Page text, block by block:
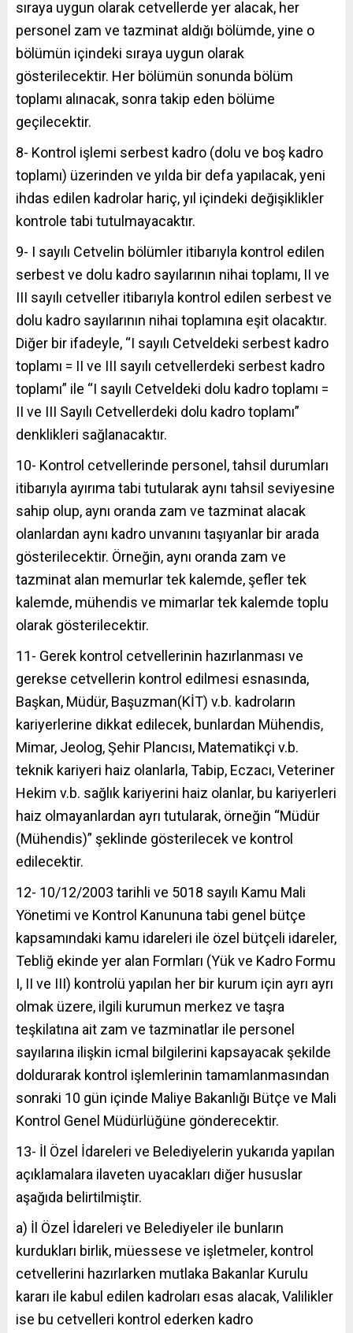
sıraya uygun olarak cetvellerde yer alacak, her
personel zam ve tazminat aldığı bölümde, yine o
bölümün içindeki sıraya uygun olarak
gösterilecektir. Her bölümün sonunda bölüm
toplamı alınacak, sonra takip eden bölüme
geçilecektir.
8- Kontrol işlemi serbest kadro (dolu ve boş kadro
toplamı) üzerinden ve yılda bir defa yapılacak, yeni
ihdas edilen kadrolar hariç, yıl içindeki değişiklikler
kontrole tabi tutulmayacaktır.
9- I sayılı Cetvelin bölümler itibarıyla kontrol edilen
serbest ve dolu kadro sayılarının nihai toplamı, II ve
III sayılı cetveller itibarıyla kontrol edilen serbest ve
dolu kadro sayılarının nihai toplamına eşit olacaktır.
Diğer bir ifadeyle, “I sayılı Cetveldeki serbest kadro
toplamı = II ve III sayılı cetvellerdeki serbest kadro
toplamı” ile “I sayılı Cetveldeki dolu kadro toplamı =
II ve III Sayılı Cetvellerdeki dolu kadro toplamı”
denklikleri sağlanacaktır.
10- Kontrol cetvellerinde personel, tahsil durumları
itibarıyla ayırıma tabi tutularak aynı tahsil seviyesine
sahip olup, aynı oranda zam ve tazminat alacak
olanlardan aynı kadro unvanını taşıyanlar bir arada
gösterilecektir. Örneğin, aynı oranda zam ve
tazminat alan memurlar tek kalemde, şefler tek
kalemde, mühendis ve mimarlar tek kalemde toplu
olarak gösterilecektir.
11- Gerek kontrol cetvellerinin hazırlanması ve
gerekse cetvellerin kontrol edilmesi esnasında,
Başkan, Müdür, Başuzman(KİT) v.b. kadroların
kariyerlerine dikkat edilecek, bunlardan Mühendis,
Mimar, Jeolog, Şehir Plancısı, Matematikçi v.b.
teknik kariyeri haiz olanlarla, Tabip, Eczacı, Veteriner
Hekim v.b. sağlık kariyerini haiz olanlar, bu kariyerleri
haiz olmayanlardan ayrı tutularak, örneğin “Müdür
(Mühendis)” şeklinde gösterilecek ve kontrol
edilecektir.
12- 10/12/2003 tarihli ve 5018 sayılı Kamu Mali
Yönetimi ve Kontrol Kanununa tabi genel bütçe
kapsamındaki kamu idareleri ile özel bütçeli idareler,
Tebliğ ekinde yer alan Formları (Yük ve Kadro Formu
I, II ve III) kontrolü yapılan her bir kurum için ayrı ayrı
olmak üzere, ilgili kurumun merkez ve taşra
teşkilatına ait zam ve tazminatlar ile personel
sayılarına ilişkin icmal bilgilerini kapsayacak şekilde
doldurarak kontrol işlemlerinin tamamlanmasından
sonraki 10 gün içinde Maliye Bakanlığı Bütçe ve Mali
Kontrol Genel Müdürlüğüne gönderecektir.
13- İl Özel İdareleri ve Belediyelerin yukarıda yapılan
açıklamalara ilaveten uyacakları diğer hususlar
aşağıda belirtilmiştir.
a) İl Özel İdareleri ve Belediyeler ile bunların
kurdukları birlik, müessese ve işletmeler, kontrol
cetvellerini hazırlarken mutlaka Bakanlar Kurulu
kararı ile kabul edilen kadroları esas alacak, Valilikler
ise bu cetvelleri kontrol ederken kadro